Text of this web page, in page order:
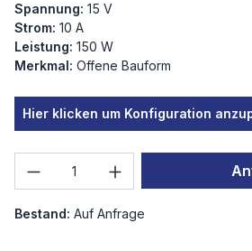
Spannung: 15 V
Strom: 10 A
Leistung: 150 W
Merkmal: Offene Bauform
Hier klicken um Konfiguration
Produkt Anzahl: Gib
Bestand: Auf Anfrage